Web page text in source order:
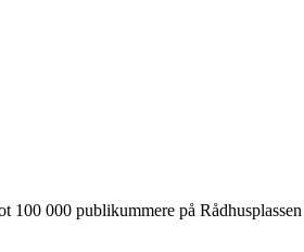
100 000 publikummere på